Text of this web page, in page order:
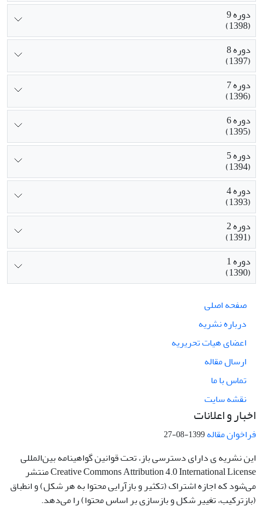
دوره 9
(1398)
دوره 8
(1397)
دوره 7
(1396)
دوره 6
(1395)
دوره 5
(1394)
دوره 4
(1393)
دوره 2
(1391)
دوره 1
(1390)
صفحه اصلی
درباره نشریه
اعضای هیات تحریریه
ارسال مقاله
تماس با ما
نقشه سایت
اخبار و اعلانات
فراخوان مقاله1399-08-27
این نشریه ی دارای دسترسی باز، تحت قوانین گواهینامه بین‌المللی
Creative Commons Attribution 4.0 International License منتشر
می‌شود که اجازه اشتراک (تکثیر و بازآرایی محتوا به هر شکل) و انطباق
(بازترکیب، تغییر شکل و بازسازی بر اساس محتوا) را می‌دهد.